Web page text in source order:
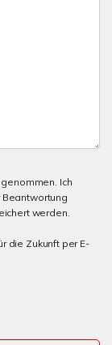
Ich
werden.
die Zukunft per E-